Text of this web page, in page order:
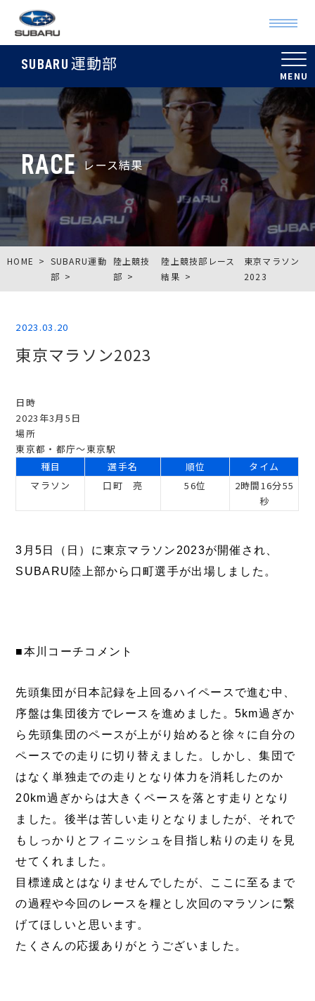
SUBARU 運動部
RACE レース結果
HOME
SUBARU運動
部
陸上競技
部
陸上競技部レース
結果
東京マラソン
2023
2023.03.20
東京マラソン2023
日時
2023年3月5日
場所
東京都・都庁～東京駅
種目
選手名 順位
タイム
マラソン
口町 亮 56位
2時間16分55
秒
3月5日（日）に東京マラソン2023が開催され、
SUBARU陸上部から口町選手が出場しました。
■本川コーチコメント
先頭集団が日本記録を上回るハイペースで進む中、
序盤は集団後方でレースを進めました。5km過ぎか
ら先頭集団のペースが上がり始めると徐々に自分の
ペースでの走りに切り替えました。しかし、集団で
はなく単独走での走りとなり体力を消耗したのか
20km過ぎからは大きくペースを落とす走りとなり
ました。後半は苦しい走りとなりましたが、それで
もしっかりとフィニッシュを目指し粘りの走りを見
せてくれました。
目標達成とはなりませんでしたが、ここに至るまで
の過程や今回のレースを糧とし次回のマラソンに繋
げてほしいと思います。
たくさんの応援ありがとうございました。